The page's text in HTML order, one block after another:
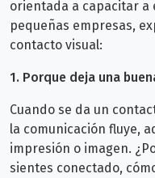
orientada a capacitar a
pequeñas empresas,
contacto visual:
1. Porque deja una
Cuando se da un
la comunicación fluye,
impresión o imagen.
sientes conectado,